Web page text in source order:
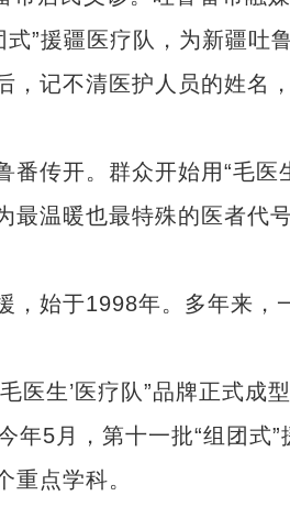
援疆医疗队，为新疆吐
，记不清医护人员的姓名
传开。群众开始用“毛医
温暖也最特殊的医者代号
始于1998年。多年来，
生’医疗队”品牌正式成
年5月，第十一批“组团式
重点学科。